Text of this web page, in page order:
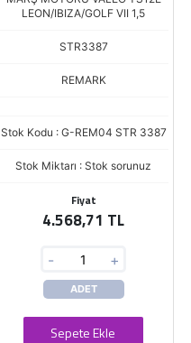
LEON/IBIZA/GOLF VII 1,5
STR3387
REMARK
Stok Kodu : G-REM04 STR 3387
Stok Miktarı : Stok sorunuz
Fiyat
4.568,71 TL
- +
ADET
Sepete Ekle